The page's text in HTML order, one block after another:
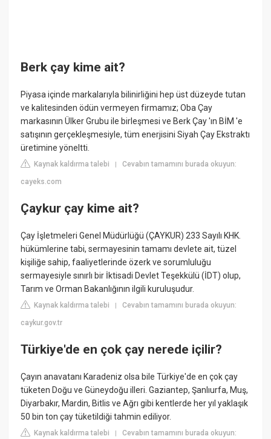
Berk çay kime ait?
Piyasa içinde markalarıyla bilinirliğini hep üst düzeyde tutan
ve kalitesinden ödün vermeyen firmamız; Oba Çay
markasının Ülker Grubu ile birleşmesi ve Berk Çay 'ın BİM 'e
satışının gerçekleşmesiyle, tüm enerjisini Siyah Çay Ekstraktı
üretimine yöneltti.
Kaynak kaldırma talebi |Cevabın tamamını burada okuyun:
cayeks.com
Çaykur çay kime ait?
Çay İşletmeleri Genel Müdürlüğü (ÇAYKUR) 233 Sayılı KHK.
hükümlerine tabi, sermayesinin tamamı devlete ait, tüzel
kişiliğe sahip, faaliyetlerinde özerk ve sorumluluğu
sermayesiyle sınırlı bir İktisadi Devlet Teşekkülü (İDT) olup,
Tarım ve Orman Bakanlığının ilgili kuruluşudur.
Kaynak kaldırma talebi |Cevabın tamamını burada okuyun:
caykur.gov.tr
Türkiye'de en çok çay nerede içilir?
Çayın anavatanı Karadeniz olsa bile Türkiye'de en çok çay
tüketen Doğu ve Güneydoğu illeri. Gaziantep, Şanlıurfa, Muş,
Diyarbakır, Mardin, Bitlis ve Ağrı gibi kentlerde her yıl yaklaşık
50 bin ton çay tüketildiği tahmin ediliyor.
Kaynak kaldırma talebi |Cevabın tamamını burada okuyun: